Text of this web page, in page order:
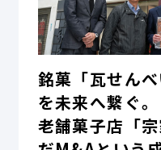
銘菓「瓦せん
を未来へ繋ぐ。
老舗菓子店「